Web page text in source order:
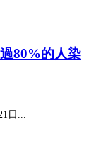
80%的人染
日...